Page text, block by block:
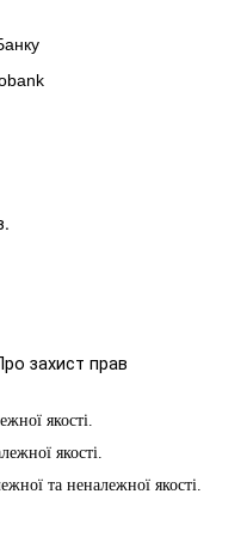
захист прав
якості.
якості.
та неналежної якості.